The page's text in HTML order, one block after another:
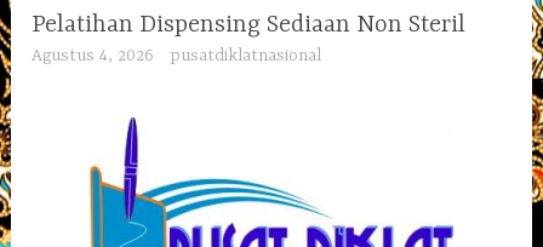
Pelatihan Dispensing Sediaan Non Steril
Agustus 4, 2026 pusatdiklatnasional